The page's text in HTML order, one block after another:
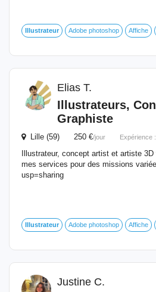
Illustrateur Adobe photoshop Affiche
Elias T.
Illustrateurs,
Graphiste
Lille (59) 250 €/jour Expérience :
Illustrateur, concept artist et artiste
mes services pour des missions
usp=sharing
Illustrateur Adobe photoshop Affiche
Justine C.